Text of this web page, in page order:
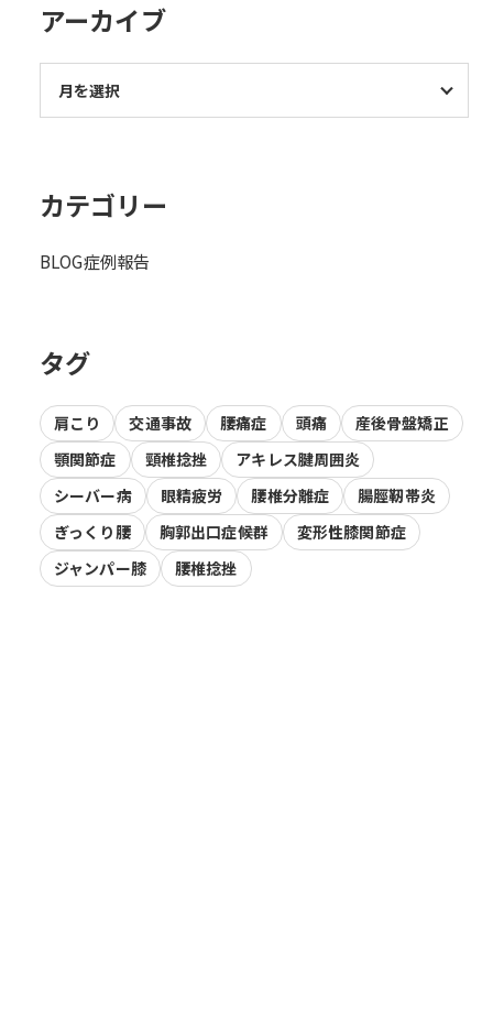
アーカイブ
カテゴリー
BLOG症例報告
タグ
肩こり 交通事故 腰痛症 頭痛
産後骨盤矯正
顎関節症
頸椎捻挫
アキレス腱周囲炎
シーバー病
眼精疲労 腰椎分離症
腸脛靭帯炎
ぎっくり腰
胸郭出口症候群
変形性膝関節症
ジャンパー膝
腰椎捻挫